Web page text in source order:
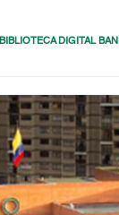
BIBLIOTECA DIGITAL